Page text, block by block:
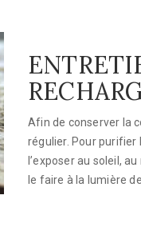
Afin de conserver la
régulier. Pour purifier
l’exposer au soleil,
le faire à la lumière